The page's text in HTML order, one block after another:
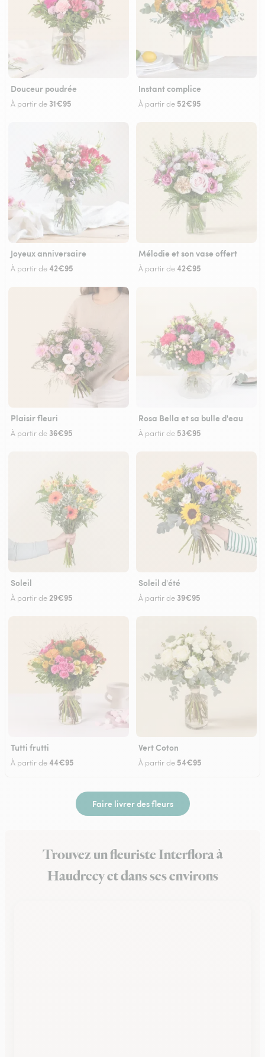
Douceur poudrée
À partir de 31€95
Instant complice
À partir de 52€95
Joyeux anniversaire
À partir de42€95
Mélodie et son vase offert
À partir de42€95
Plaisir fleuri
À partir de 36€95
Rosa Bella et sa bulle d'eau
À partir de 53€95
Soleil
À partir de29€95
Soleil d'été
À partir de 39€95
Tutti frutti
À partir de44€95
Vert Coton
À partir de 54€95
Faire livrer des fleurs
Trouvez un fleuriste Interflora à
Haudrecy et dans ses environs